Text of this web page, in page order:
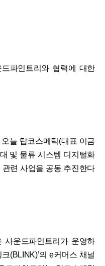
파인트리와 협력에 대한
늘 탑코스메틱(대표 이금
및 물류 시스템 디지털화
련 사업을 공동 추진한다
사운드파인트리가 운영하
(BLINK)’의 e커머스 채널